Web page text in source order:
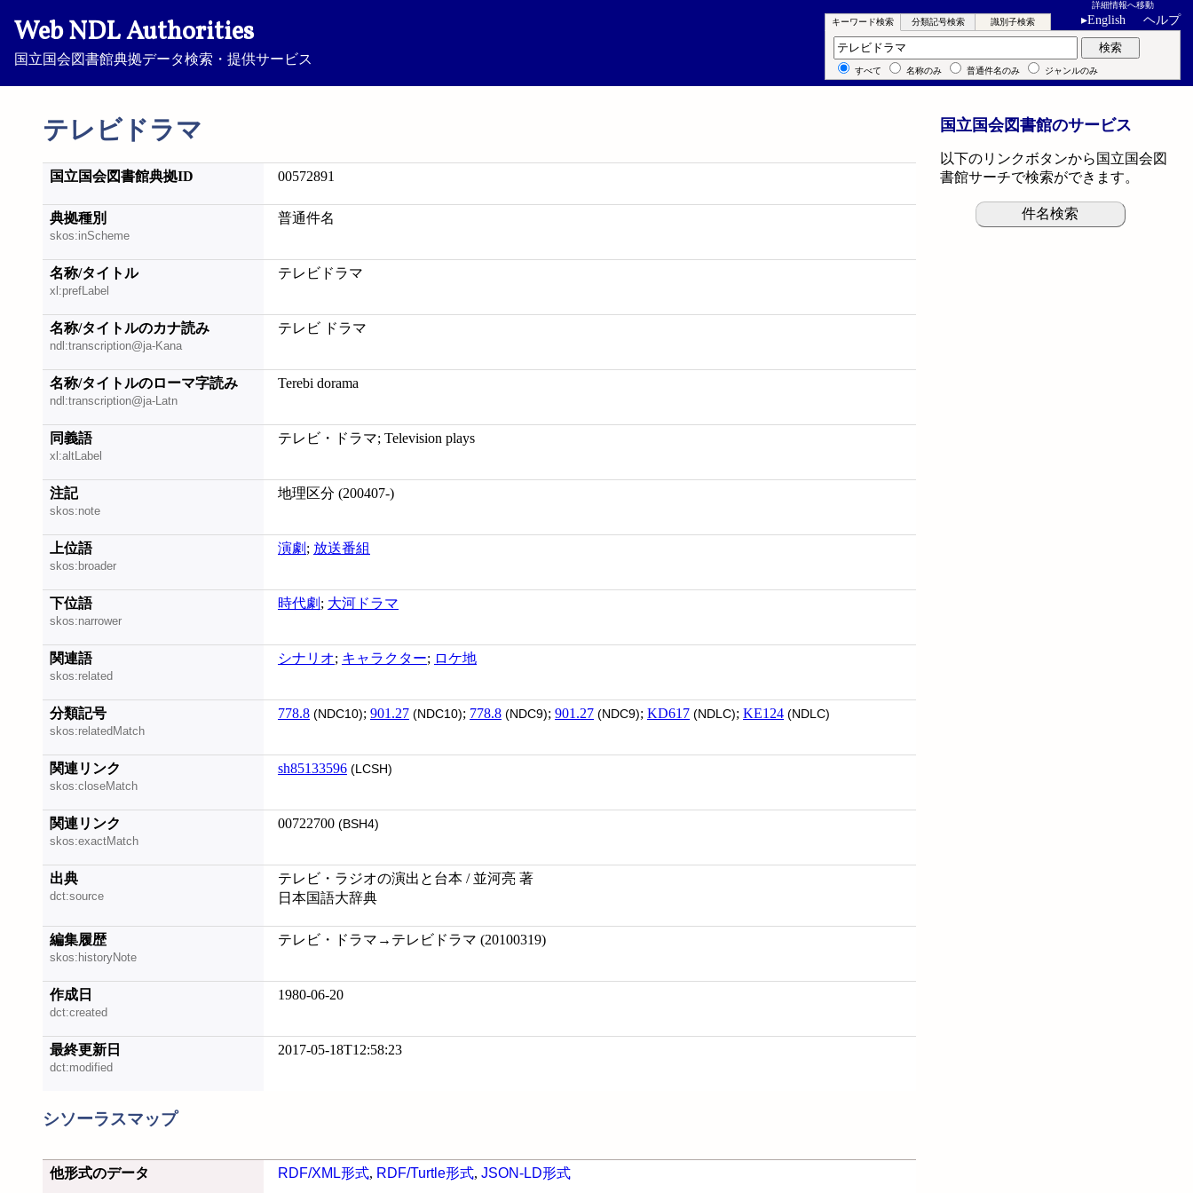
Web NDL Authorities
国立国会図書館典拠データ検索・提供サービス
詳細情報へ移動
▸English ヘルプ
テレビドラマ
キーワード検索 分類記号検索 識別子検索
キーワード検索 検索
すべて 名称のみ 普通件名のみ ジャンルのみ
国立国会図書館典拠ID 00572891
典拠種別
skos:inScheme
普通件名
名称/タイトル
xl:prefLabel
テレビドラマ
名称/タイトルのカナ読み
ndl:transcription@ja-Kana
テレビ ドラマ
名称/タイトルのローマ字読み
ndl:transcription@ja-Latn
Terebi dorama
同義語
xl:altLabel
テレビ・ドラマ; Television plays
注記
skos:note
地理区分 (200407-)
上位語
skos:broader
演劇 ; 放送番組
下位語
skos:narrower
時代劇 ; 大河ドラマ
関連語
skos:related
シナリオ; キャラクター; ロケ地
分類記号
skos:relatedMatch
778.8 (NDC10); 901.27 (NDC10); 778.8 (NDC9); 901.27 (NDC9); KD617 (NDLC); KE124 (NDLC)
関連リンク
skos:closeMatch
sh85133596 (LCSH)
関連リンク
skos:exactMatch
00722700 (BSH4)
出典
dct:source
テレビ・ラジオの演出と台本 / 並河亮 著
日本国語大辞典
編集履歴
skos:historyNote
テレビ・ドラマ→テレビドラマ (20100319)
作成日
dct:created
1980-06-20
最終更新日
dct:modified
2017-05-18T12:58:23
シソーラスマップ
他形式のデータ RDF/XML形式, RDF/Turtle形式, JSON-LD形式
国立国会図書館のサービス
以下のリンクボタンから国立国会図
書館サーチで検索ができます。
件名検索